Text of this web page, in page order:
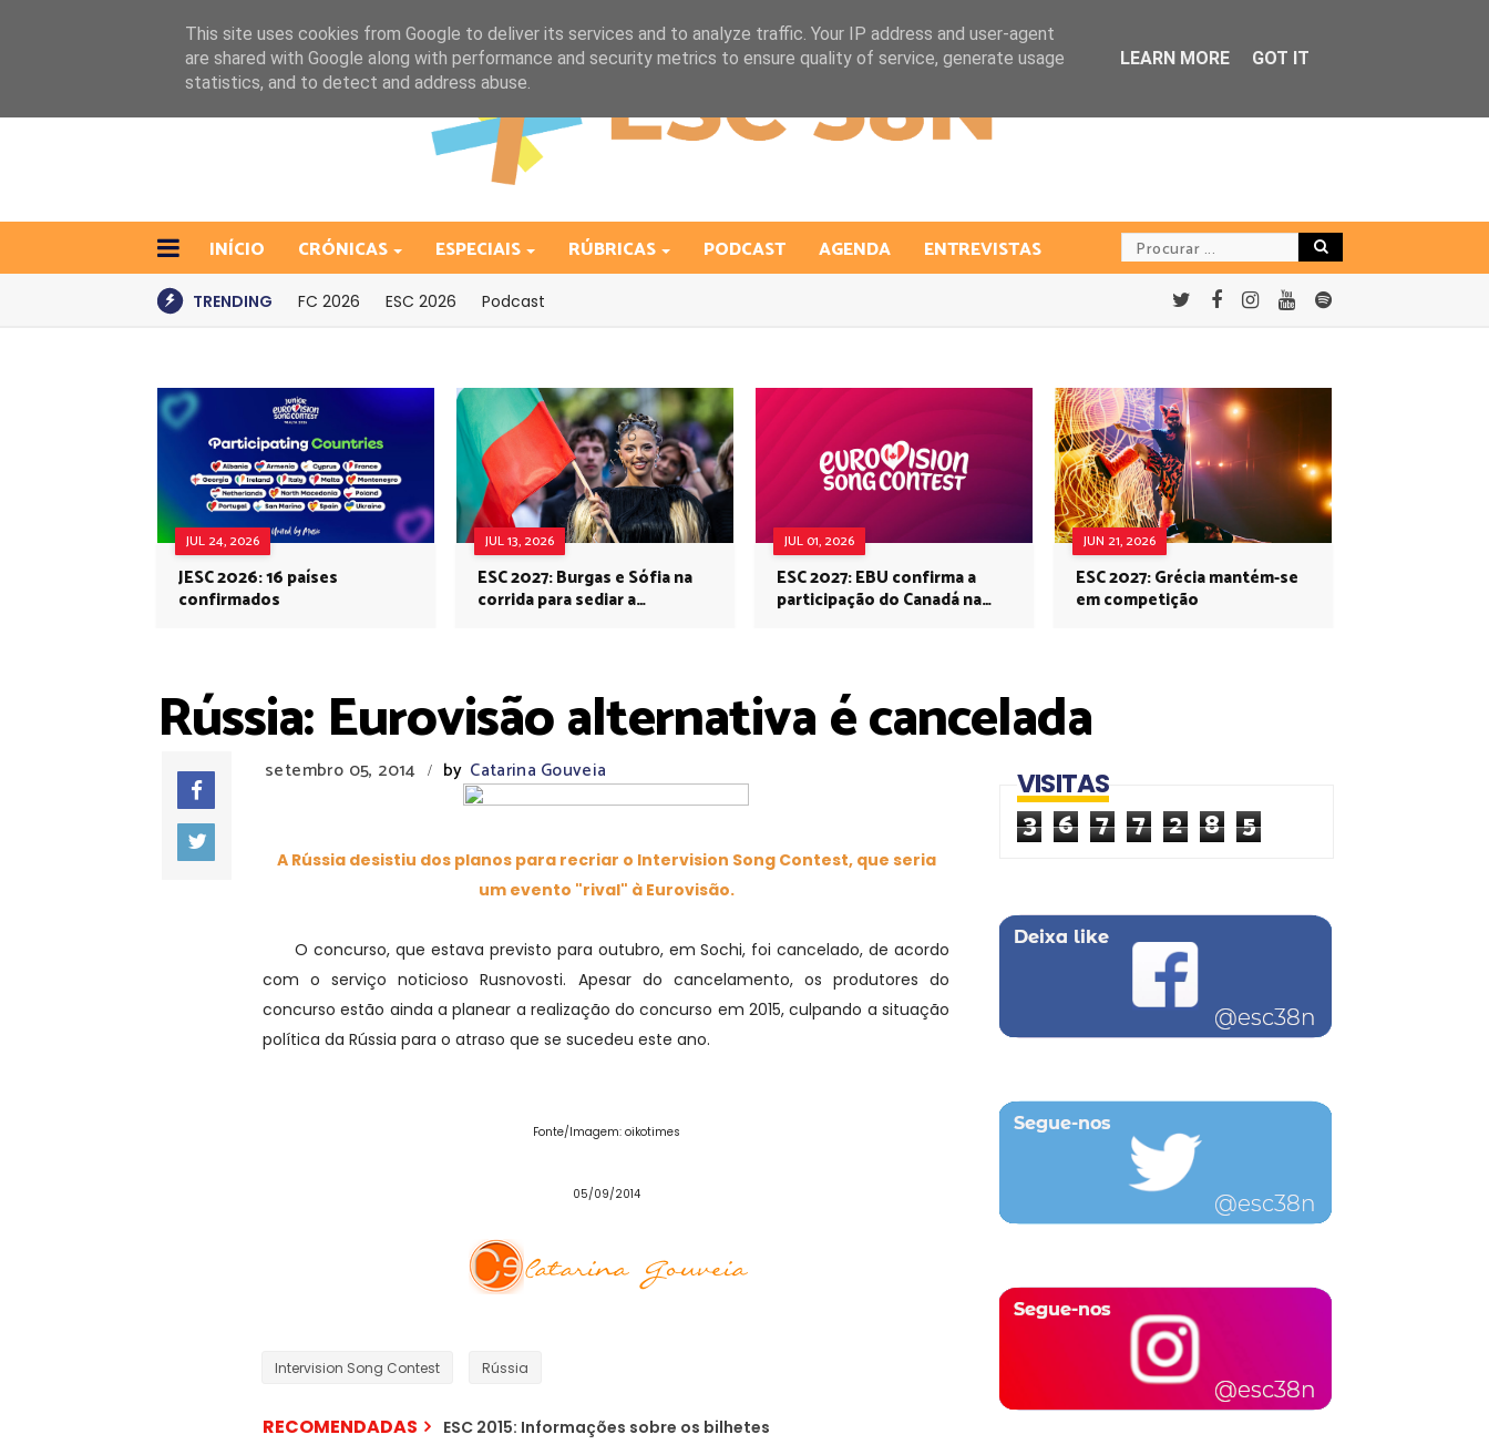
INÍCIO CRÓNICAS ESPECIAIS RÚBRICAS PODCAST AGENDA ENTREVISTAS
TRENDING FC 2026 ESC 2026 Podcast
JUL 24, 2026
JESC 2026: 16 países
confirmados
JUL 13, 2026
ESC 2027: Burgas e Sófia na
corrida para sediar a
JUL 01, 2026
ESC 2027: EBU confirma a
participação do Canadá na
JUN 21, 2026
ESC 2027: Grécia mantém-se
em competição
Rússia: Eurovisão alternativa é cancelada
setembro 05, 2014 / by Catarina Gouveia
A Rússia desistiu dos planos para recriar o Intervision Song Contest, que seria
um evento "rival" à Eurovisão.
O concurso, que estava previsto para outubro, em Sochi, foi cancelado, de acordo
com o serviço noticioso Rusnovosti. Apesar do cancelamento, os produtores do
concurso estão ainda a planear a realização do concurso em 2015, culpando a situação
política da Rússia para o atraso que se sucedeu este ano.
Fonte/Imagem: oikotimes
05/09/2014
Intervision Song Contest Rússia
RECOMENDADAS ESC 2015: Informações sobre os bilhetes
VISITAS
3 6 7 7 2 8 5
This site uses cookies from Google to deliver its services and to analyze traffic. Your IP address and user-agent
are shared with Google along with performance and security metrics to ensure quality of service, generate usage
statistics, and to detect and address abuse.
LEARN MORE GOT IT